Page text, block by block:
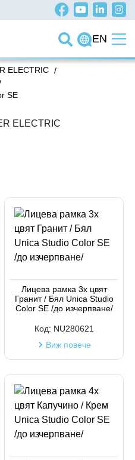
EN
/
ELECTRIC
SE
Лицева рамка 3х цвят
Гранит / Бял Unica Studio
Color SE /до изчерпване/
Код: NU280621
Виж повече